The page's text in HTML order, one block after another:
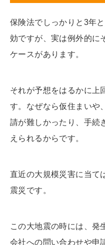
保険法でしっかりと3年
効ですが、実は例外的に
ケースがあります。
それが予想をはるかに上
す。なぜなら仮住まいや
請が難しかったり、手続
えられるからです。
直近の大規模災害に当て
震災です。
この大地震の時には、発
会社への問い合わせや申